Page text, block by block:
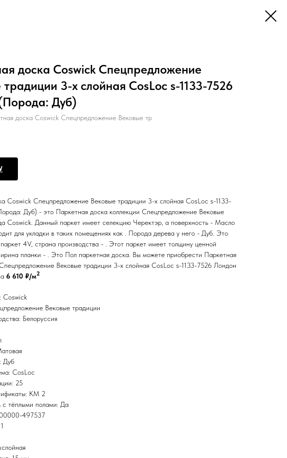
доска Coswick Спецпредложение
3-х слойная CosLoc s-1133-7526
Дуб)
доска Coswick Спецпредложение Вековые тр
Coswick Спецпредложение Вековые традиции 3-х слойная CosLoc s-1133-
Дуб) - это Паркетная доска коллекции Спецпредложение Вековые
Coswick. Данный паркет имеет селекцию Черектэр, а поверхность - Масло
для укладки в таких помещениях как . Порода дерева у него - Дуб. Это
4V, страна производства - . Этот паркет имеет толщину ценной
планки - . Это Пол паркетная доска. Вы можете приобрести Паркетная
Вековые традиции 3-х слойная CosLoc s-1133-7526 Лондон
6 610 ₽/м2
Coswick
Вековые традиции
Белоруссия
Дуб
CosLoc
25
КМ 2
с тёплыми полами: Да
497537